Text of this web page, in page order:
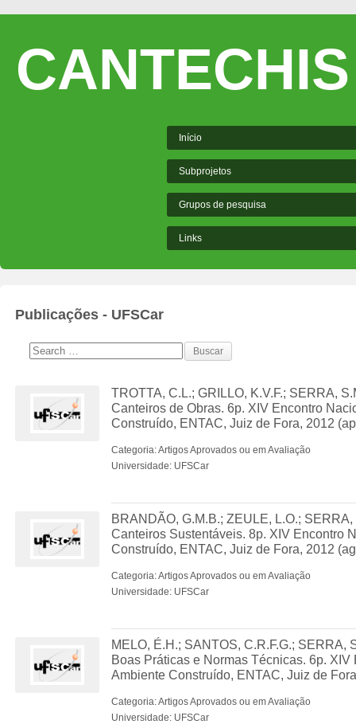
CANTECHIS
Início
Subprojetos
Grupos de pesquisa
Links
Publicações - UFSCar
TROTTA, C.L.; GRILLO, K.V.F.; SERRA,
Canteiros de Obras. 6p. XIV Encontro
Construído, ENTAC, Juiz de Fora, 2012
Categoria: Artigos Aprovados ou em Avaliação
Universidade: UFSCar
BRANDÃO, G.M.B.; ZEULE, L.O.;
Canteiros Sustentáveis. 8p. XIV Encontro
Construído, ENTAC, Juiz de Fora, 2012
Categoria: Artigos Aprovados ou em Avaliação
Universidade: UFSCar
MELO, É.H.; SANTOS, C.R.F.G.; SERRA,
Boas Práticas e Normas Técnicas. 6p.
Ambiente Construído, ENTAC, Juiz de
Categoria: Artigos Aprovados ou em Avaliação
Universidade: UFSCar